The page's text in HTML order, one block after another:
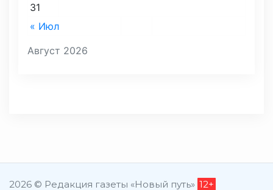
Август 2026
« Июл
31
2026 © Редакция газеты «Новый путь» 12+